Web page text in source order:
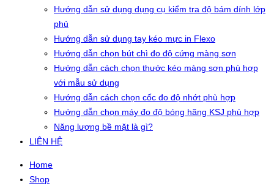
Hướng dẫn sử dụng dụng cụ kiểm tra độ bám dính lớp
phủ
Hướng dẫn sử dụng tay kéo mực in Flexo
Hướng dẫn chọn bút chì đo độ cứng màng sơn
Hướng dẫn cách chọn thước kéo màng sơn phù hợp
với mẫu sử dụng
Hướng dẫn cách chọn cốc đo độ nhớt phù hợp
Hướng dẫn chọn máy đo độ bóng hãng KSJ phù hợp
Năng lượng bề mặt là gì?
LIÊN HỆ
Home
Shop